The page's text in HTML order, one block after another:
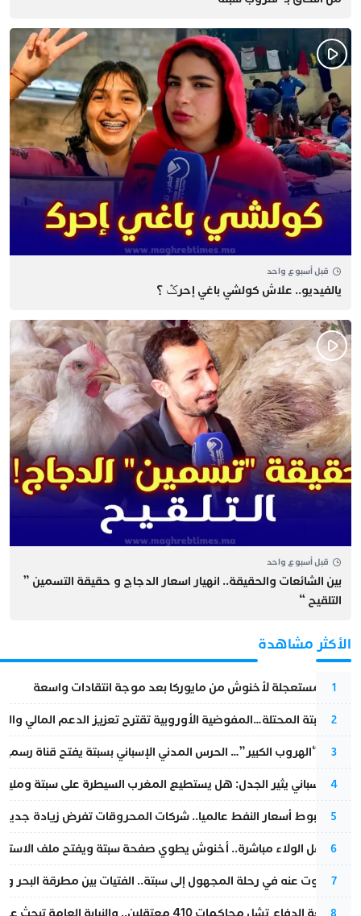
قبل أسبوع واحد
يالفيديو.. علاش كولشي باغي إحرݣ ؟
قبل أسبوع واحد
بين الشائعات والحقيقة.. انهيار اسعار الدجاج و حقيقة التسمين ”
التلقيح “
الأكثر مشاهدة
1
عودة مستعجلة لأخنوش من مايوركا بعد موجة انتقادات واسعة
2
أزمة سبتة المحتلة…المفوضية الأوروبية تقترح تعزيز الدعم المالي
3
عملية “الهروب الكبير”… الحرس المدني الإسباني بسبتة يفتح قناة
4
تقرير إسباني يثير الجدل: هل يستطيع المغرب السيطرة على سبتة
5
رغم هبوط أسعار النفط عالميا.. شركات المحروقات تفرض زيادة
6
بعد حفل الولاء مباشرة.. أخنوش يطوي صفحة سبتة ويفتح ملف
7
المسكوت عنه في رحلة المجهول إلى سبتة.. الفتيات بين مطرقة البحر